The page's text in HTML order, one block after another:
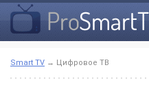
Smart TV → Цифровое ТВ